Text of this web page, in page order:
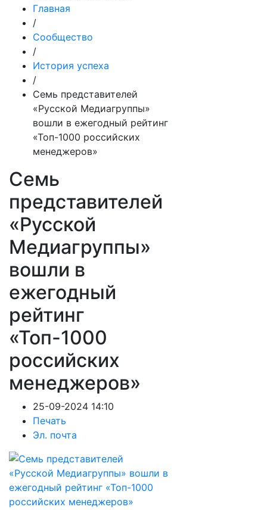
Главная
/
Сообщество
/
История успеха
/
Семь представителей
«Русской Медиагруппы»
вошли в ежегодный рейтинг
«Топ-1000 российских
менеджеров»
Семь
представителей
«Русской
Медиагруппы»
вошли в
ежегодный
рейтинг
«Топ-1000
российских
менеджеров»
25-09-2024 14:10
Печать
Эл. почта